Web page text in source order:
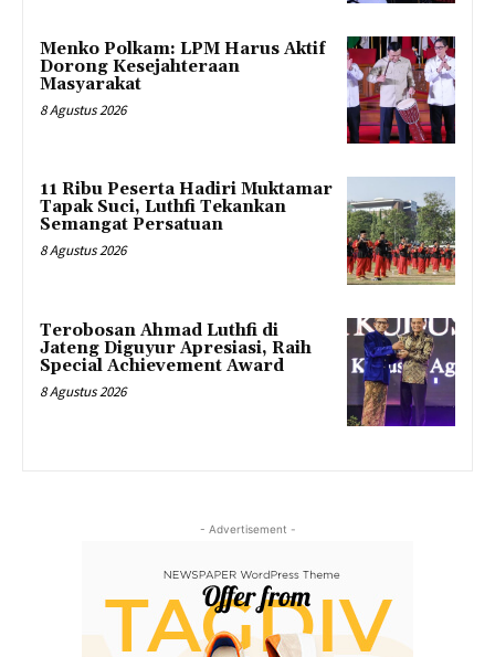
Menko Polkam: LPM Harus Aktif
Dorong Kesejahteraan
Masyarakat
8 Agustus 2026
11 Ribu Peserta Hadiri Muktamar
Tapak Suci, Luthfi Tekankan
Semangat Persatuan
8 Agustus 2026
Terobosan Ahmad Luthfi di
Jateng Diguyur Apresiasi, Raih
Special Achievement Award
8 Agustus 2026
- Advertisement -